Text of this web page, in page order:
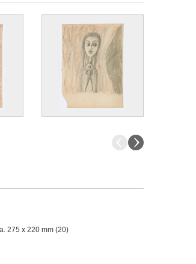
275 x 220 mm (20)